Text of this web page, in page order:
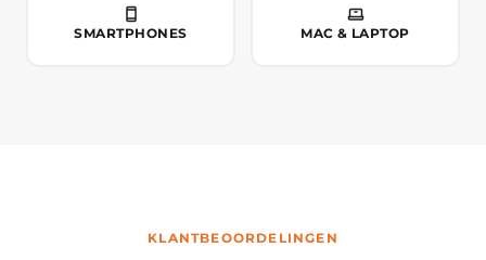
SMARTPHONES MAC & LAPTOP
KLANTBEOORDELINGEN